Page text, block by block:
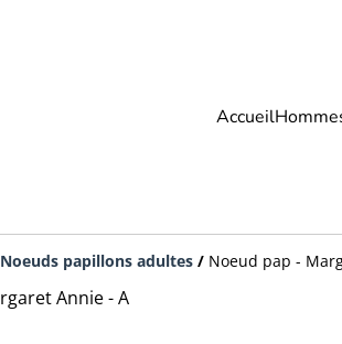
Accueil
Noeuds papillons adultes / Noeud pap -